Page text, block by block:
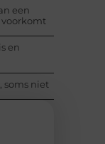
een
en
soms niet